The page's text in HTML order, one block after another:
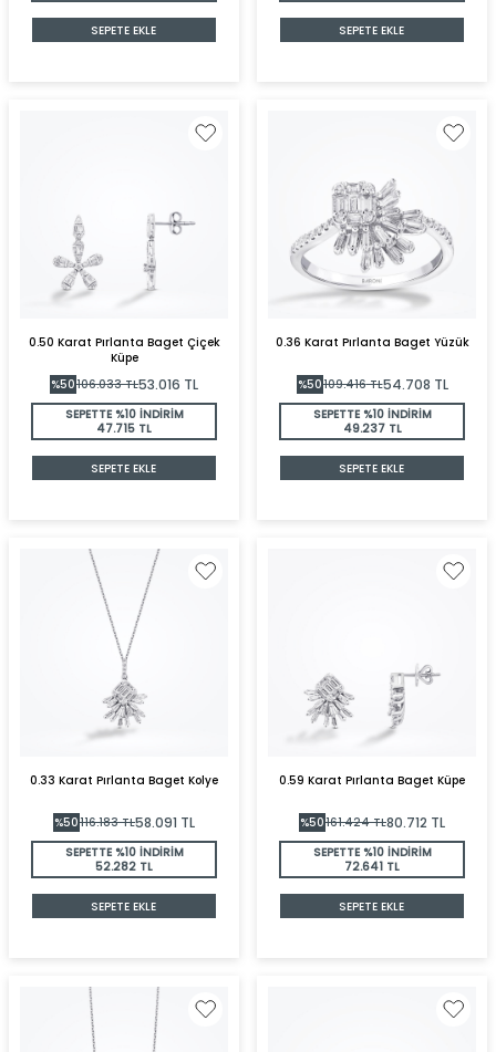
SEPETE EKLE SEPETE EKLE
0.50 Karat Pırlanta Baget Çiçek
Küpe
%50106.033TL53.016 TL
SEPETTE %10 İNDİRİM
47.715 TL
SEPETE EKLE
0.36 Karat Pırlanta Baget Yüzük
%50109.416TL54.708 TL
SEPETTE %10 İNDİRİM
49.237 TL
SEPETE EKLE
0.33 Karat Pırlanta Baget Kolye
%50116.183TL58.091 TL
SEPETTE %10 İNDİRİM
52.282 TL
SEPETE EKLE
0.59 Karat Pırlanta Baget Küpe
%50161.424TL80.712 TL
SEPETTE %10 İNDİRİM
72.641 TL
SEPETE EKLE